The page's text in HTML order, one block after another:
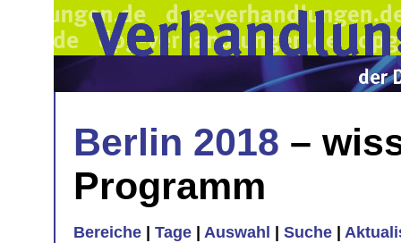
Berlin 2018 –
Programm
Bereiche Tage Auswahl Suche